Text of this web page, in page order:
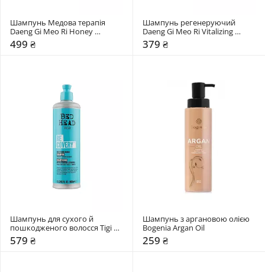
Шампунь Медова терапія
Daeng Gi Meo Ri Honey
Therapy
499 ₴
Шампунь регенеруючий
Daeng Gi Meo Ri Vitalizing
Shampoo
379 ₴
Шампунь для сухого й
пошкодженого волосся Tigi
Bed Head Recovery Shampoo
Moisture Rush
579 ₴
Шампунь з аргановою олією
259 ₴